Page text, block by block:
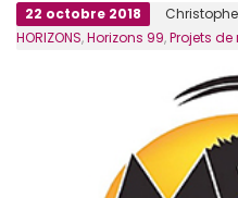
22 octobre 2018
HORIZONS,Horizons 99,Projets